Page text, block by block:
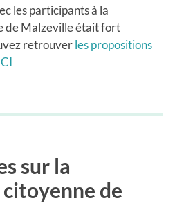
les participants à la
de Malzeville était fort
retrouverles propositions
sur la
de